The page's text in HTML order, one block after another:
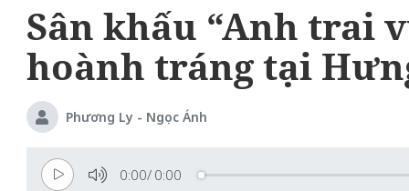
Sân khấu “Anh trai
hoành tráng tại
Phương Ly - Ngọc Ánh
0:00/ 0:00